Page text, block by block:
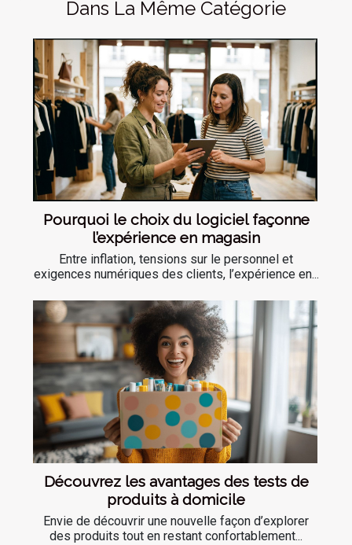
Dans La Même Catégorie
Pourquoi le choix du logiciel façonne
l’expérience en magasin
Entre inflation, tensions sur le personnel et
exigences numériques des clients, l’expérience en...
Découvrez les avantages des tests de
produits à domicile
Envie de découvrir une nouvelle façon d’explorer
des produits tout en restant confortablement...